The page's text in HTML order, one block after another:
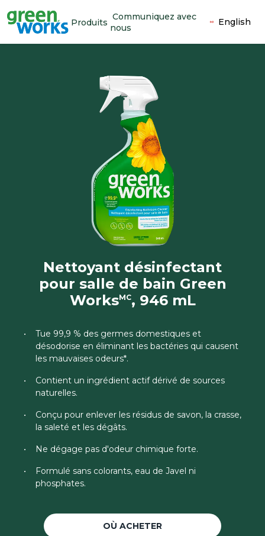
Produits
Communiquez avec
nous
English
Nettoyant désinfectant
pour salle de bain Green
WorksMC, 946 mL
Tue 99,9 % des germes domestiques et
désodorise en éliminant les bactéries qui causent
les mauvaises odeurs*.
Contient un ingrédient actif dérivé de sources
naturelles.
Conçu pour enlever les résidus de savon, la crasse,
la saleté et les dégâts.
Ne dégage pas d'odeur chimique forte.
Formulé sans colorants, eau de Javel ni
phosphates.
OÙ ACHETER